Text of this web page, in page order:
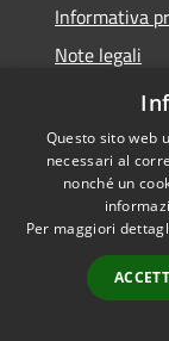
Informativa
Note legali
Accessibilità
Questo sito web
necessari al
nonché un
Per maggiori